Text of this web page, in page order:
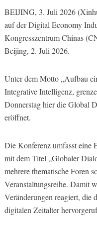
BEIJING, 3. Juli 2026
auf der Digital Economy
Kongresszentrum Chinas
Beijing, 2. Juli 2026.
Unter dem Motto „Aufbau
Integrative Intelligenz,
Donnerstag hier die Global
eröffnet.
Die Konferenz umfasst eine
mit dem Titel „Globaler
mehrere thematische Foren
Veranstaltungsreihe. Damit
Veränderungen reagiert, die
digitalen Zeitalter